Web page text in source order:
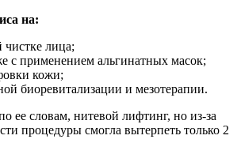
на:
чистке лица;
с применением альгинатных масок;
кожи;
биоревитализации и мезотерапии.
ее словам, нитевой лифтинг, но из-за
процедуры смогла вытерпеть только 2